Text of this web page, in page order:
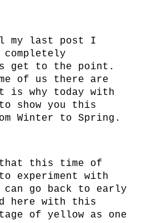
my last post I
completely
get to the point.
of us there are
is why today with
show you this
Winter to Spring.
this time of
experiment with
go back to early
with this
of yellow as one